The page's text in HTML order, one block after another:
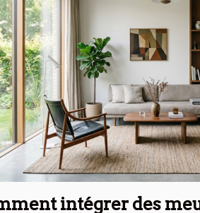
intégrer des